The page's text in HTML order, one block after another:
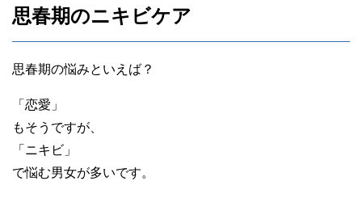
思春期のニキビケア
思春期の悩みといえば？
「恋愛」
もそうですが、
「ニキビ」
で悩む男女が多いです。